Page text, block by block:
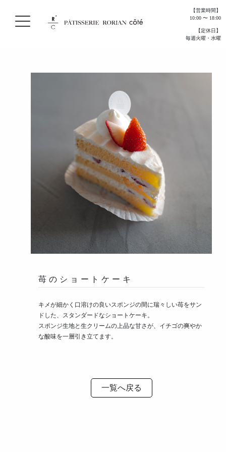
【営業時間】
10:00 〜 18:00
【定休日】
毎週火曜・水曜
苺のショートケーキ
キメが細かく口溶けの良いスポンジの間に瑞々しい苺をサン
ドした、スタンダードなショートケーキ。
スポンジ生地と生クリームの上品な甘さが、イチゴの爽やか
な酸味を一層引き立てます。
一覧へ戻る